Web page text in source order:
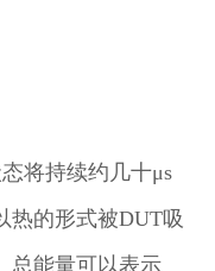
将持续约几十μs
热的形式被DUT吸
总能量可以表示